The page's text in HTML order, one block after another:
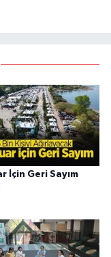
İçin Geri Sayım